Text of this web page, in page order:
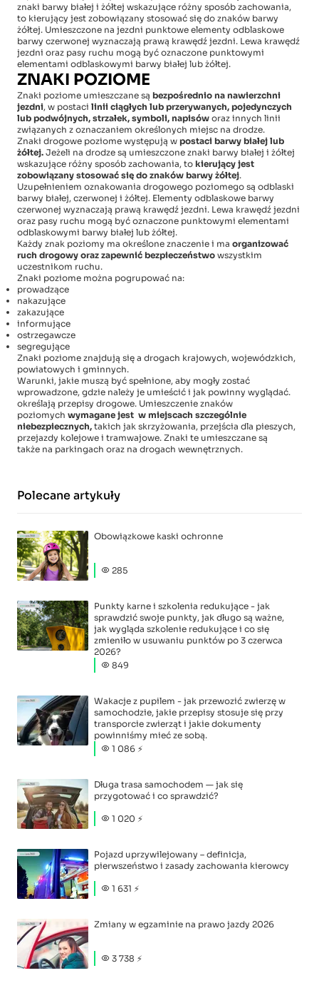
znaki barwy białej i żółtej wskazujące różny sposób zachowania,
to kierujący jest zobowiązany stosować się do znaków barwy
żółtej. Umieszczone na jezdni punktowe elementy odblaskowe
barwy czerwonej wyznaczają prawą krawędź jezdni. Lewa krawędź
jezdni oraz pasy ruchu mogą być oznaczone punktowymi
elementami odblaskowymi barwy białej lub żółtej.
ZNAKI POZIOME
Znaki poziome umieszczane są bezpośrednio na nawierzchni
jezdni, w postaci linii ciągłych lub przerywanych, pojedynczych
lub podwójnych, strzałek, symboli, napisów oraz innych linii
związanych z oznaczaniem określonych miejsc na drodze.
Znaki drogowe poziome występują w postaci barwy białej lub
żółtej. Jeżeli na drodze są umieszczone znaki barwy białej i żółtej
wskazujące różny sposób zachowania, to kierujący jest
zobowiązany stosować się do znaków barwy żółtej.
Uzupełnieniem oznakowania drogowego poziomego są odblaski
barwy białej, czerwonej i żółtej. Elementy odblaskowe barwy
czerwonej wyznaczają prawą krawędź jezdni. Lewa krawędź jezdni
oraz pasy ruchu mogą być oznaczone punktowymi elementami
odblaskowymi barwy białej lub żółtej.
Każdy znak poziomy ma określone znaczenie i ma organizować
ruch drogowy oraz zapewnić bezpieczeństwo wszystkim
uczestnikom ruchu.
Znaki poziome można pogrupować na:
prowadzące
nakazujące
zakazujące
informujące
ostrzegawcze
segregujące
Znaki poziome znajdują się a drogach krajowych, wojewódzkich,
powiatowych i gminnych.
Warunki, jakie muszą być spełnione, aby mogły zostać
wprowadzone, gdzie należy je umieścić i jak powinny wyglądać.
określają przepisy drogowe. Umieszczenie znaków
poziomych wymagane jest w miejscach szczególnie
niebezpiecznych, takich jak skrzyżowania, przejścia dla pieszych,
przejazdy kolejowe i tramwajowe. Znaki te umieszczane są
także na parkingach oraz na drogach wewnętrznych.
Polecane artykuły
Obowiązkowe kaski ochronne
285
Punkty karne i szkolenia redukujące - jak
sprawdzić swoje punkty, jak długo są ważne,
jak wygląda szkolenie redukujące i co się
zmieniło w usuwaniu punktów po 3 czerwca
2026?
849
Wakacje z pupilem - jak przewozić zwierzę w
samochodzie, jakie przepisy stosuje się przy
transporcie zwierząt i jakie dokumenty
powinniśmy mieć ze sobą.
1 086 ⚡
Długa trasa samochodem — jak się
przygotować i co sprawdzić?
1 020 ⚡
Pojazd uprzywilejowany – definicja,
pierwszeństwo i zasady zachowania kierowcy
1 631 ⚡
Zmiany w egzaminie na prawo jazdy 2026
3 738 ⚡